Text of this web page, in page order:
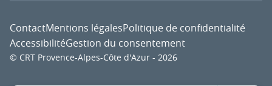
© CRT Provence-Alpes-Côte d'Azur - 2026
ContactMentions légalesPolitique de confidentialité
AccessibilitéGestion du consentement